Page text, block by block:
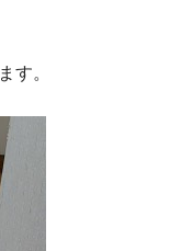
す。